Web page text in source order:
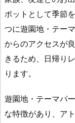
ポットとして季節
つに遊園地・テー
からのアクセスが
きるため、日帰り
ります。
遊園地・テーマパ
な特徴があり、ア